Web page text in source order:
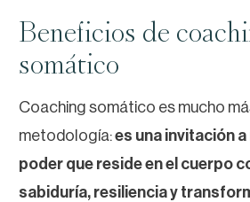
Beneficios de
somático
Coaching somático es mucho
metodología:es una invitación
poder que reside en el cuerpo
sabiduría, resiliencia y